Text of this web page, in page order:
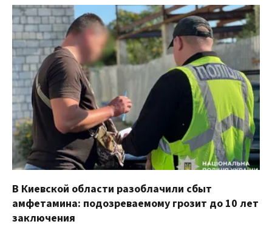
В Киевской области разоблачили сбыт
амфетамина: подозреваемому грозит до 10 лет
заключения